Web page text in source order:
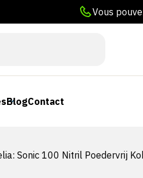
Vous
BlogContact
Sonic 100 Nitril Poedervrij